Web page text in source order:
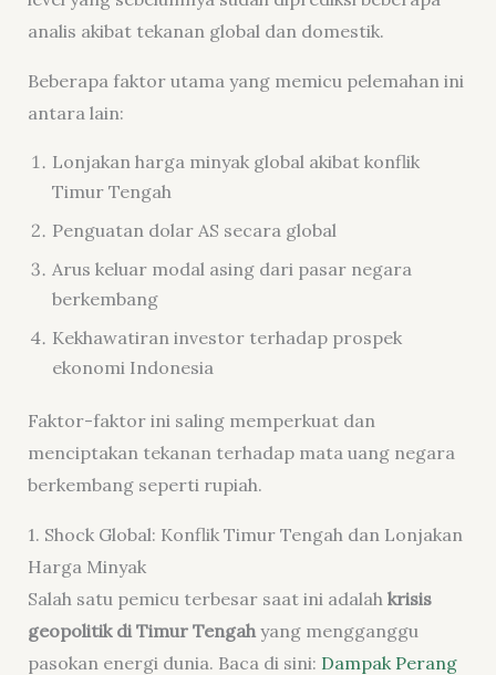
analis akibat tekanan global dan domestik.
Beberapa faktor utama yang memicu pelemahan ini
antara lain:
Lonjakan harga minyak global akibat konflik
Timur Tengah
Penguatan dolar AS secara global
Arus keluar modal asing dari pasar negara
berkembang
Kekhawatiran investor terhadap prospek
ekonomi Indonesia
Faktor-faktor ini saling memperkuat dan
menciptakan tekanan terhadap mata uang negara
berkembang seperti rupiah.
1. Shock Global: Konflik Timur Tengah dan Lonjakan
Harga Minyak
Salah satu pemicu terbesar saat ini adalah krisis
geopolitik di Timur Tengahyang mengganggu
pasokan energi dunia. Baca di sini: Dampak Perang